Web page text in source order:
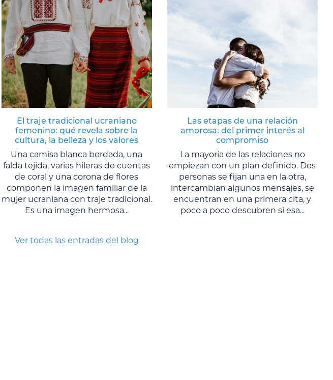
El traje tradicional ucraniano
femenino: qué revela sobre la
cultura, la belleza y los valores
Una camisa blanca bordada, una
falda tejida, varias hileras de cuentas
de coral y una corona de flores
componen la imagen familiar de la
mujer ucraniana con traje tradicional.
Es una imagen hermosa...
Las etapas de una relación
amorosa: del primer interés al
compromiso
La mayoría de las relaciones no
empiezan con un plan definido. Dos
personas se fijan una en la otra,
intercambian algunos mensajes, se
encuentran en una primera cita, y
poco a poco descubren si esa...
Ver todas las entradas del blog